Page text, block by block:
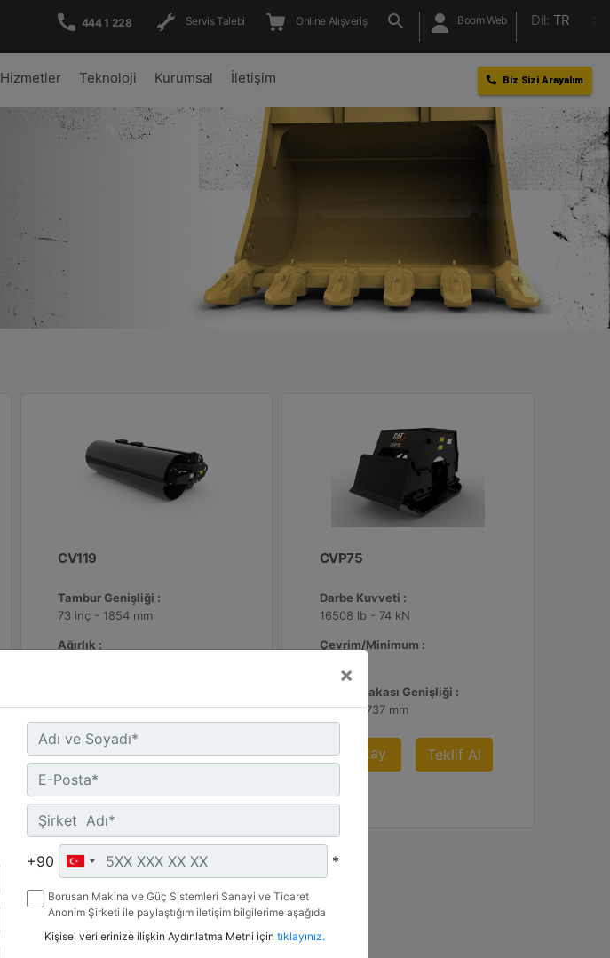
444 1 228 Servis Talebi Online Alışveriş Boom Web Dil: TR
Hizmetler Teknoloji Kurumsal İletişim Biz Sizi Arayalım
CV119
Tambur Genişliği :
73 inç - 1854 mm
Ağırlık :
Standart Akış
Detay Teklif Al
CVP75
Darbe Kuvveti :
16508 lb - 74 kN
Çevrim/Minimum :
Taban Plakası Genişliği :
29 inç - 737 mm
Detay Teklif Al
×
+90 *
Borusan Makina ve Güç Sistemleri Sanayi ve Ticaret
Anonim Şirketi ile paylaştığım iletişim bilgilerime aşağıda
ile ilgili mesaj gönderilmesine izin veriyorum.
Kişisel verilerinize ilişkin Aydınlatma Metni için tıklayınız.